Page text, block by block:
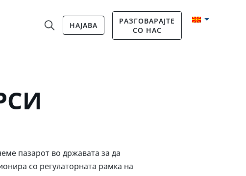
НАЈАВА
РАЗГОВАРАЈТЕ
СО НАС
пазарот во државата за да
со регулаторната рамка на